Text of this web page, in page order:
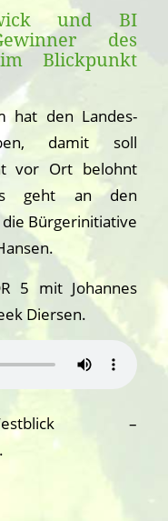
und BI
des
Blickpunkt
hat den Landes-
damit soll
vor Ort belohnt
geht an den
Bürgerinitiative
5 mit Johannes
Diersen.
–